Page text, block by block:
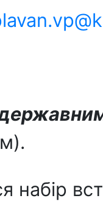
набір